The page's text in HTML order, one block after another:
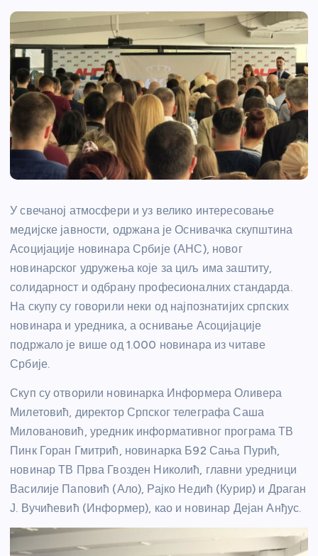
У свечаној атмосфери и уз велико интересовање
медијске јавности, одржана је Оснивачка скупштина
Асоцијације новинара Србије (АНС), новог
новинарског удружења које за циљ има заштиту,
солидарност и одбрану професионалних стандарда.
На скупу су говорили неки од најпознатијих српских
новинара и уредника, а оснивање Асоцијације
подржало је више од 1.000 новинара из читаве
Србије.
Скуп су отворили новинарка Информера Оливера
Милетовић, директор Српског телеграфа Саша
Миловановић, уредник информативног програма ТВ
Пинк Горан Гмитрић, новинарка Б92 Сања Пурић,
новинар ТВ Прва Гвозден Николић, главни уредници
Василије Паповић (Ало), Рајко Недић (Курир) и Драган
Ј. Вучићевић (Информер), као и новинар Дејан Анђус.